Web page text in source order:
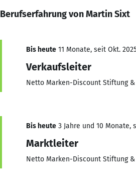
Berufserfahrung von Martin Sixt
Bis heute 11 Monate, seit Okt.
Verkaufsleiter
Netto Marken-Discount Stiftung &
Bis heute 3 Jahre und 10 Monate,
Marktleiter
Netto Marken-Discount Stiftung &